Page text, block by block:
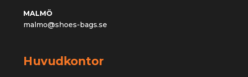
MALMÖ
malmo@shoes-bags.se
Huvudkontor